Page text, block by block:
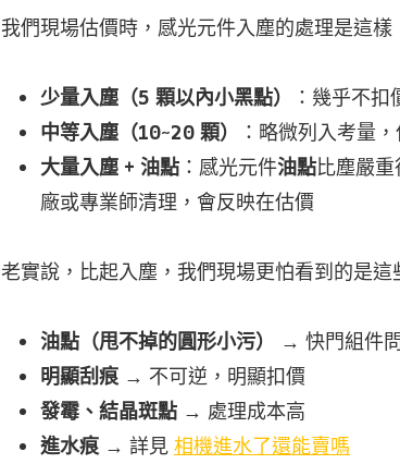
我們現場估價時，感光元件入塵的處理是這樣
少量入塵（5 顆以內小黑點）
：幾乎不
中等入塵（10~20 顆）
：略微列入考量
大量入塵 + 油點 ：感光元件油點比塵嚴
廠或專業師清理，會反映在估價
老實說，比起入塵，我們現場更怕看到的是這
油點（甩不掉的圓形小污）
→ 快門組件
明顯刮痕 → 不可逆，明顯扣價
發霉、結晶斑點 → 處理成本高
進水痕 → 詳見 相機進水了還能賣嗎